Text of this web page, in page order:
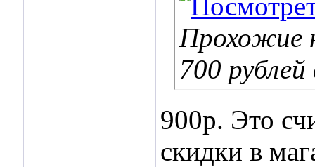
Прохожие
700 рублей
900р. Это
скидки в